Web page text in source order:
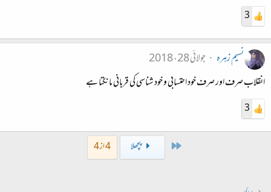
3
نسیم زہرہ
جولائی 28، 2018
انقلاب صرف اور صرف خود احتسابی و خود شناسی کی قربانی مانگتا ہے
3
First پچھلا 4 از 4